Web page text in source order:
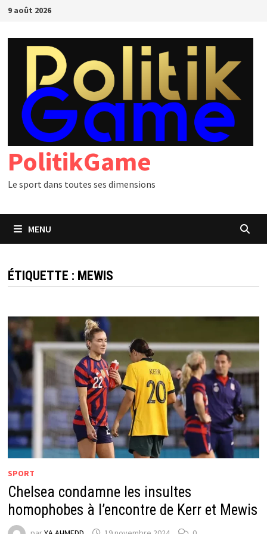
Passer
contenu
9 août 2026
PolitikGame
Le sport dans toutes ses dimensions
MENU
ÉTIQUETTE : MEWIS
SPORT
Chelsea condamne les insultes
homophobes à l’encontre de Kerr et Mewis